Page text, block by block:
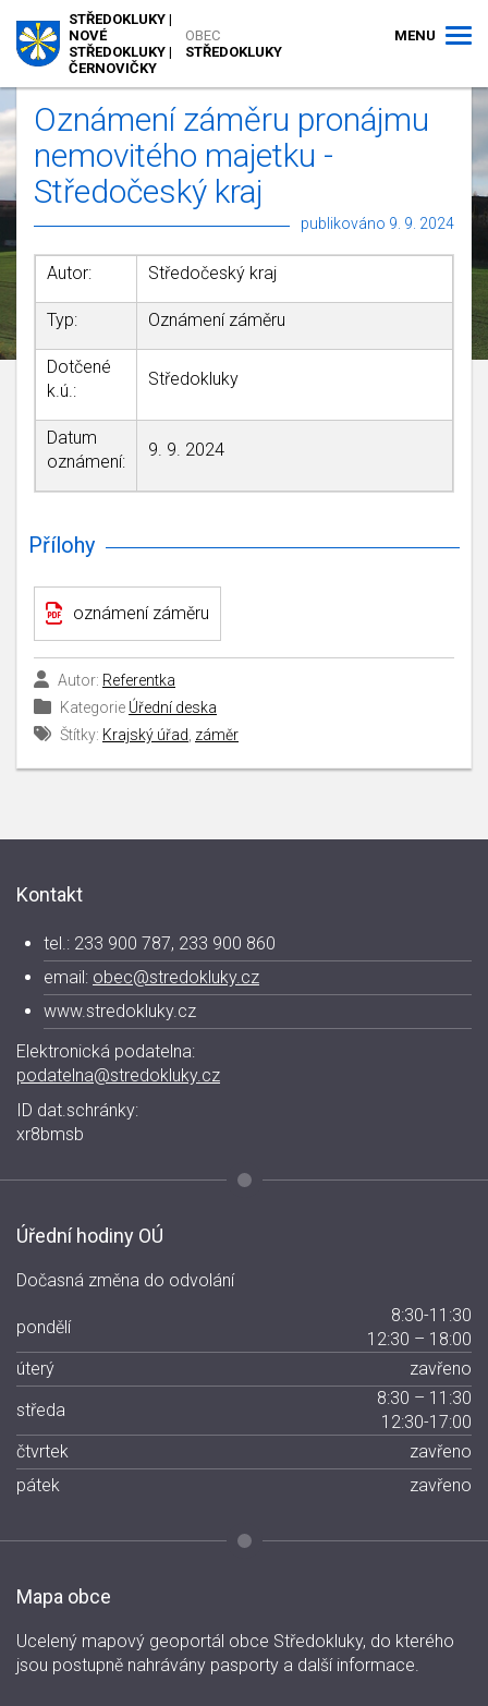
OBEC
STŘEDOKLUKY
STŘEDOKLUKY |
NOVÉ
STŘEDOKLUKY |
ČERNOVIČKY
MENU
Oznámení záměru pronájmu
nemovitého majetku -
Středočeský kraj
publikováno 9. 9. 2024
Autor: Středočeský kraj
Typ: Oznámení záměru
Dotčené
k.ú.:
Středokluky
Datum
oznámení:
9. 9. 2024
Přílohy
oznámení záměru
Autor: Referentka
Kategorie Úřední deska
Štítky: Krajský úřad záměr
Kontakt
tel.: 233 900 787, 233 900 860
email: obec@stredokluky.cz
www.stredokluky.cz
Elektronická podatelna:
podatelna@stredokluky.cz
ID dat.schránky:
xr8bmsb
Úřední hodiny OÚ
Dočasná změna do odvolání
pondělí
8:30-11:30
12:30 – 18:00
úterý
zavřeno
středa
8:30 – 11:30
12:30-17:00
čtvrtek
zavřeno
pátek
zavřeno
Mapa obce
Ucelený mapový geoportál obce Středokluky, do kterého
jsou postupně nahrávány pasporty a další informace.